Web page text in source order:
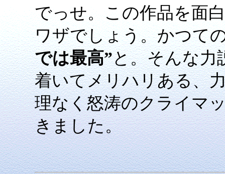
でっせ。この作品を面
ワザでしょう。かつて
では最高”と。そんな力
着いてメリハリある、
理なく怒涛のクライマ
きました。